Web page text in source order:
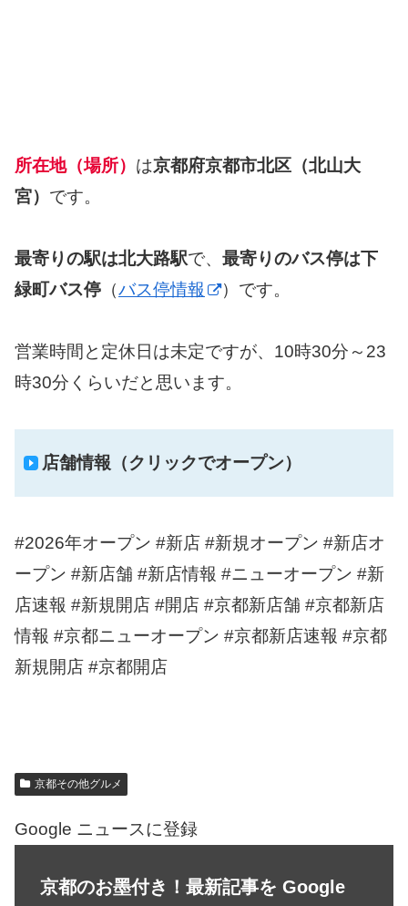
所在地（場所） は京都府京都市北区（北山大
宮） です。
最寄りの駅は北大路駅で、 最寄りのバス停は下
緑町バス停 （バス停情報 ）です。
営業時間と定休日は未定ですが、10時30分～23
時30分くらいだと思います。
店舗情報（クリックでオープン）
#2026年オープン #新店 #新規オープン #新店オ
ープン #新店舗 #新店情報 #ニューオープン #新
店速報 #新規開店 #開店 #京都新店舗 #京都新店
情報 #京都ニューオープン #京都新店速報 #京都
新規開店 #京都開店
京都その他グルメ
Google ニュースに登録
京都のお墨付き！最新記事を Google